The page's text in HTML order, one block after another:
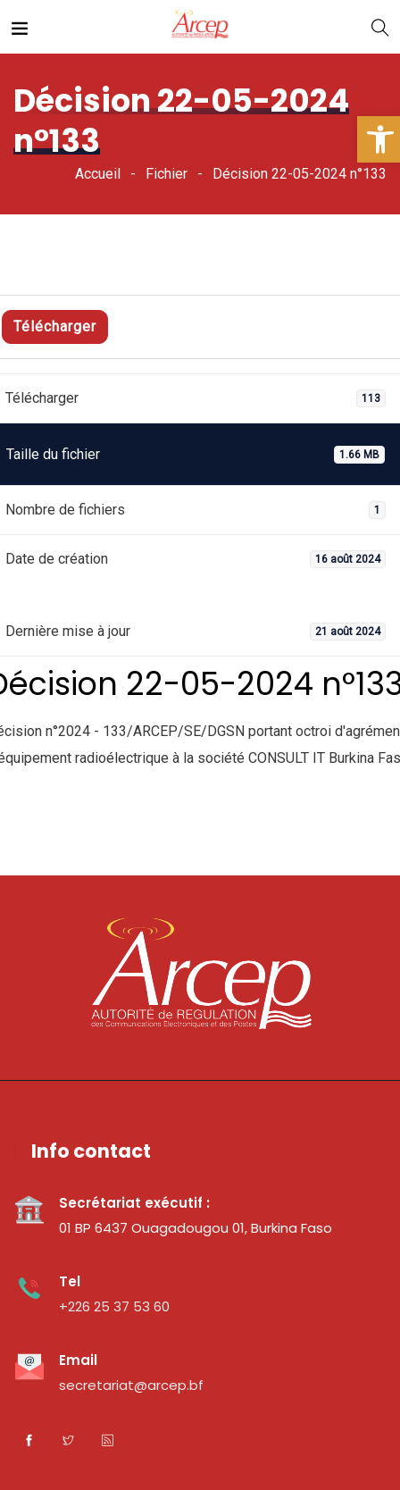
Décision 22-05-2024
n°133
Accueil Fichier Décision 22-05-2024 n°133
Télécharger
Télécharger 113
Taille du fichier 1.66 MB
Nombre de fichiers 1
Date de création 16 août 2024
Dernière mise à jour 21 août 2024
22-05-2024
n°2024 - 133/ARCEP/SE/DGSN portant octroi
radioélectrique à la société CONSULT IT Burkina
Info contact
Secrétariat exécutif :
01 BP 6437 Ouagadougou 01, Burkina Faso
Tel
+226 25 37 53 60
Email
secretariat@arcep.bf